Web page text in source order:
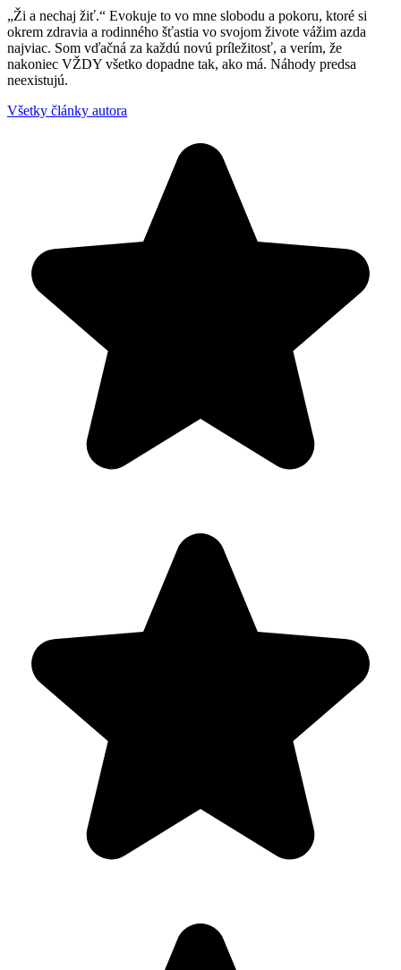
„Ži a nechaj žiť.“ Evokuje to vo mne slobodu a pokoru, ktoré si
okrem zdravia a rodinného šťastia vo svojom živote vážim azda
najviac. Som vďačná za každú novú príležitosť, a verím, že
nakoniec VŽDY všetko dopadne tak, ako má. Náhody predsa
neexistujú.
Všetky články autora